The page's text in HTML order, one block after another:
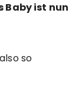
Baby ist nun
so